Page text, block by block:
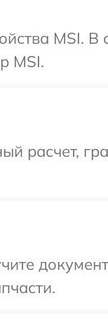
MSI.
MSI.
расчет,